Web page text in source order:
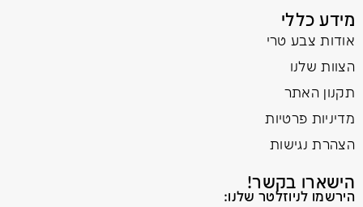
מידע כללי
אודות צבע טרי
הצוות שלנו
תקנון האתר
מדיניות פרטיות
הצהרת נגישות
הישארו בקשר!
הירשמו לניוזלטר שלנו: